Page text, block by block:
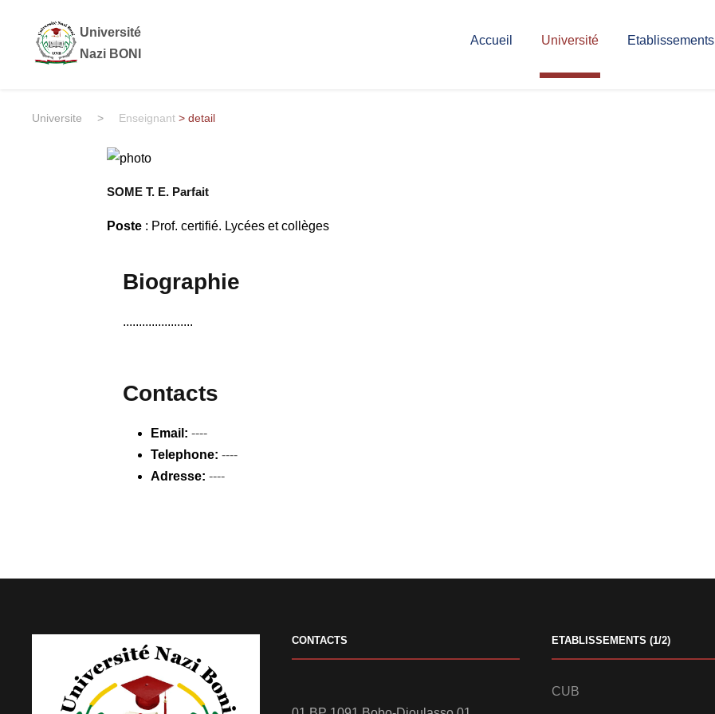
Université
Nazi BONI
Accueil Université Etablissements
Universite > Enseignant > detail
SOME T. E. Parfait
Poste : Prof. certifié. Lycées et collèges
Biographie
......................
Contacts
Email: ----
Telephone: ----
Adresse: ----
CONTACTS ETABLISSEMENTS (1/2)
CUB